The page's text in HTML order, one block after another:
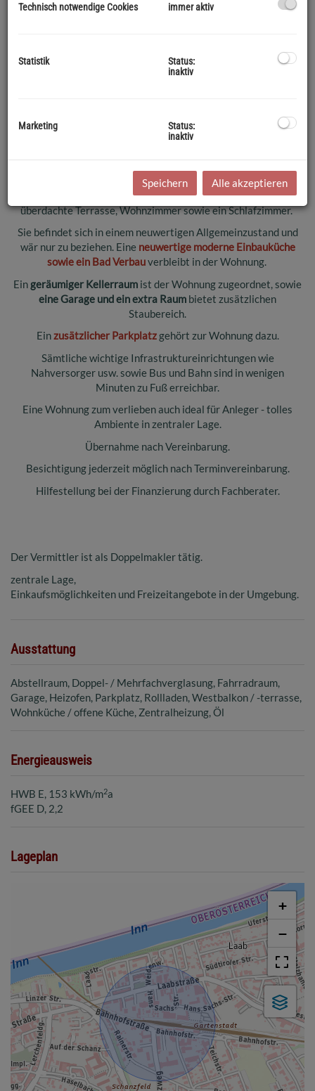
Imersten Obergeschoß eines kleinem, sehr gepflegten
Wohnhauses befindet sich die Wohnung in der Größe von ca.
66,27 m²
sehr gut eingeteilte Wohnungbietet: Vorraum, Bad/Wc,
Wohnküche mit Ausgang auf die herrliche großzügige
überdachte Terrasse, Wohnzimmer sowie ein Schlafzimmer.
Sie befindet sich in einem neuwertigen Allgemeinzustand und
wär nur zu beziehen. Eine neuwertige moderne Einbauküche
sowie ein Bad Verbauverbleibt in der Wohnung.
Ein geräumiger Kellerraum ist der Wohnung zugeordnet, sowie
eine Garage und ein extra Raum bietet zusätzlichen
Staubereich.
Einzusätzlicher Parkplatzgehört zur Wohnung dazu.
Sämtliche wichtige Infrastruktureinrichtungen wie
Nahversorger usw. sowie Bus und Bahn sind in wenigen
Minuten zu Fuß erreichbar.
Eine Wohnung zum verlieben auch ideal für Anleger - tolles
Ambiente in zentraler Lage.
Übernahme nach Vereinbarung.
Besichtigung jederzeit möglich nach Terminvereinbarung.
Hilfestellung bei der Finanzierung durch Fachberater.
Der Vermittler ist als Doppelmakler tätig.
zentrale Lage,
Einkaufsmöglichkeiten und Freizeitangebote in der Umgebung.
Ausstattung
Abstellraum Doppel- / Mehrfachverglasung Fahrradraum
Garage Heizofen Parkplatz Rollladen Westbalkon / -terrasse
Wohnküche / offene Küche Zentralheizung Öl
Energieausweis
HWB E, 153 kWh/m2a
fGEE D, 2,2
Lageplan
+
−
Technisch notwendige Cookies immer aktiv
Statistik
Status:
inaktiv
Marketing
Status:
inaktiv
Speichern Alle akzeptieren